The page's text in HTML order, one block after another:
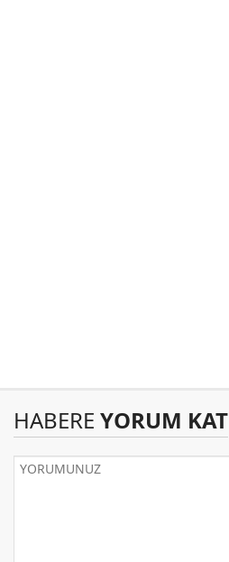
HABERE YORUM KAT